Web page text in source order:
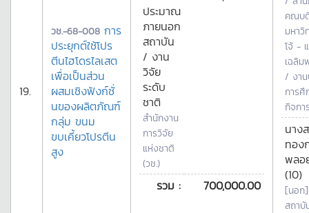
19.
วช.-68-008 การ
ประยุกต์ใช้โปร
ตีนไฮโดรไลเสต
เพื่อเป็นส่วน
ผสมเชิงฟังก์ชั่
นของผลิตภัณฑ์
กลุ่ม ขนม
ขบเคี้ยวโปรตีน
สูง
ประมาณ
ภายนอก
สถาบัน
/ งาน
วิจัย
ระดับ
ชาติ
สำนักงาน
การวิจัย
แห่งชาติ
(วช.)
รวม : 700,000.00
คณบ
มหาวิ
โจ้ -
เฉลิม
/ งาน
การศึ
กิจกา
นาง
ทอง
พลอ
(10)
[นอก]
สถาบั